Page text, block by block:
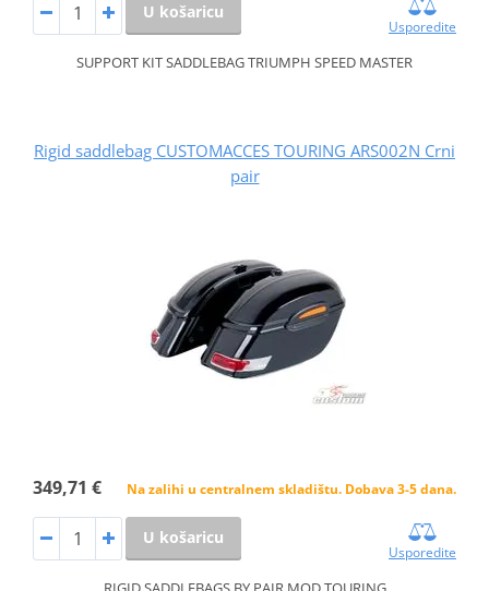
U košaricu
Usporedite
SUPPORT KIT SADDLEBAG TRIUMPH SPEED MASTER
Rigid saddlebag CUSTOMACCES TOURING ARS002N Crni
pair
349,71 € Na zalihi u centralnem skladištu. Dobava 3-5 dana.
U košaricu
Usporedite